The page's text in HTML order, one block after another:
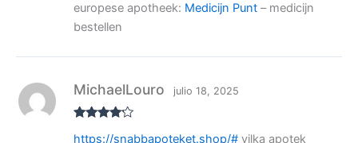
al
or
ad
de
5
europese apotheek: Medicijn Punt– medicijn
bestellen
con4de
MichaelLouro julio 18, 2025
https://snabbapoteket.shop/#vilka apotek